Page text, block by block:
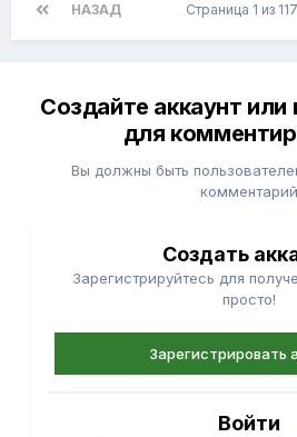
НАЗАД Страница 1 из 117
Создайте аккаунт или
для
Вы должны быть
комментарий
Создать
Зарегистрируйтесь для
просто!
Зарегистрировать
Войти